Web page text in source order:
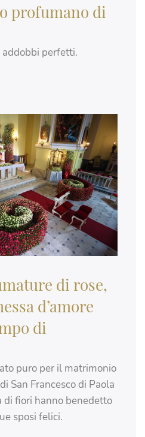
profumano di
addobbi perfetti.
di rose,
d’amore
di
puro per il matrimonio
San Francesco di Paola
di fiori hanno benedetto
sposi felici.